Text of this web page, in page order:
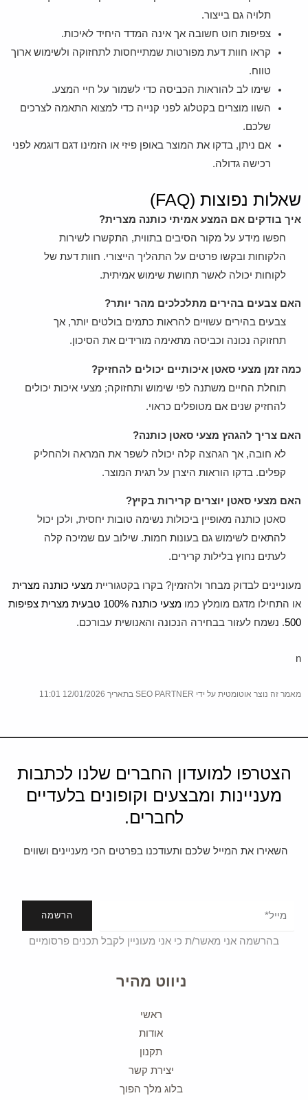
תלויה גם בייצור.
צפיפות חוט חשובה אך אינה המדד היחיד לאיכות.
קראו חוות דעת מפורטות שמתייחסות לתחזוקה ולשימוש ארוך
טווח.
שימו לב להוראות הכביסה כדי לשמור על חיי המצע.
השוו מוצרים בקטלוג לפני קנייה כדי למצוא התאמה לצרכים
שלכם.
אם ניתן, בדקו את המוצר באופן פיזי או הזמינו דגם דוגמא לפני
רכישה גדולה.
שאלות נפוצות (FAQ)
איך בודקים אם המצע אמיתי כותנה מצרית?
חפשו מידע על מקור הסיבים בתווית, התקשרו לשירות
הלקוחות ובקשו פרטים על התהליך הייצורי. חוות דעת של
לקוחות יכולה לאשר תחושת שימוש אמיתית.
האם צבעים בהירים מתלכלכים מהר יותר?
צבעים בהירים עשויים להראות כתמים בולטים יותר, אך
תחזוקה נכונה וכביסה מתאימה מורידים את הסיכון.
כמה זמן מצעי סאטן איכותיים יכולים להחזיק?
תוחלת החיים משתנה לפי שימוש ותחזוקה; מצעי איכות יכולים
להחזיק שנים אם מטופלים כראוי.
האם צריך להגהץ מצעי סאטן כותנה?
לא חובה, אך הגהצה קלה יכולה לשפר את המראה ולהחליק
קפלים. בדקו הוראות היצרן על תגית המוצר.
האם מצעי סאטן יוצרים קרירות בקיץ?
סאטן כותנה מאופיין ביכולות נשימה טובות יחסית, ולכן יכול
להתאים לשימוש גם בעונות חמות. שילוב עם שמיכה קלה
לעתים נחוץ בלילות קרירים.
מעוניינים לבדוק מבחר ולהזמין? בקרו בקטגוריית מצעי כותנה מצרית
או התחילו מדגם מומלץ כמו
מצעי כותנה 100% טבעית מצרית צפיפות
500. נשמח לעזור בבחירה הנכונה והאנושית עבורכם.
n
מאמר זה נוצר אוטומטית על ידי SEO PARTNER בתאריך 12/01/2026 11:01
הצטרפו למועדון החברים שלנו לכתבות
מעניינות ומבצעים וקופונים בלעדיים
לחברים.
השאירו את המייל שלכם ותעודכנו בפרטים הכי מעניינים ושווים
הרשמה
בהרשמה אני מאשר/ת כי אני מעוניין לקבל תכנים פרסומיים
ניווט מהיר
ראשי
אודות
תקנון
יצירת קשר
בלוג מלך הפוך